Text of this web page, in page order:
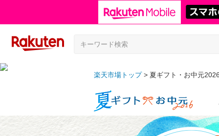
楽天市場トップ 夏ギフト・お中元